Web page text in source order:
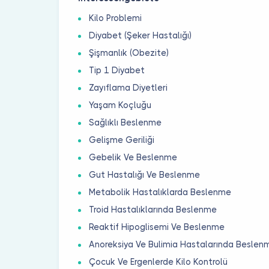
Kilo Problemi
Diyabet (Şeker Hastalığı)
Şişmanlık (Obezite)
Tip 1 Diyabet
Zayıflama Diyetleri
Yaşam Koçluğu
Sağlıklı Beslenme
Gelişme Geriliği
Gebelik Ve Beslenme
Gut Hastalığı Ve Beslenme
Metabolik Hastalıklarda Beslenme
Troid Hastalıklarında Beslenme
Reaktif Hipoglisemi Ve Beslenme
Anoreksiya Ve Bulimia Hastalarında
Çocuk Ve Ergenlerde Kilo Kontrolü